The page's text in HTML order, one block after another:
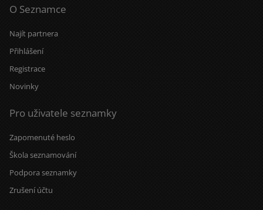
O Seznamce
Najít partnera
Přihlášení
Registrace
Novinky
Pro uživatele seznamky
Zapomenuté heslo
Škola seznamování
Podpora seznamky
Zrušení účtu